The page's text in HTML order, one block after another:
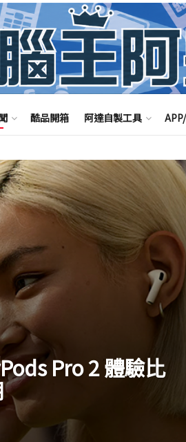
酷品開箱 阿達自製工具
Pro 2 體驗比